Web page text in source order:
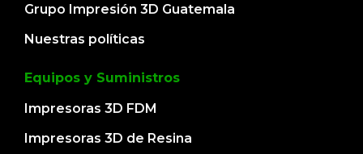
Grupo Impresión 3D Guatemala
Nuestras políticas
Equipos y Suministros
Impresoras 3D FDM
Impresoras 3D de Resina